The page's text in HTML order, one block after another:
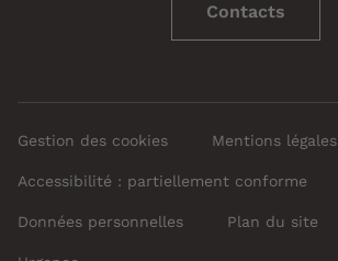
Contacts
Gestion des cookies Mentions légales
Accessibilité : partiellement conforme
Données personnelles Plan du site